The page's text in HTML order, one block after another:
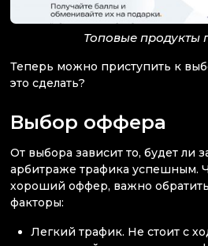
Топовые продукты
Теперь можно приступить к
это сделать?
Выбор оффера
От выбора зависит то, будет ли
арбитраже трафика успешным.
хороший оффер, важно
факторы:
Легкий трафик. Не стоит с